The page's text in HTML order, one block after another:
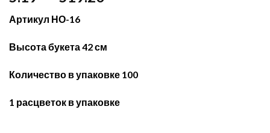
Артикул НО-16
Высота букета 42 см
Количество в упаковке 100
1 расцветок в упаковке